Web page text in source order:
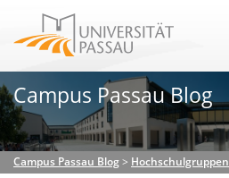
Campus Passau Blog
Campus Passau Blog> Hochschulgruppen